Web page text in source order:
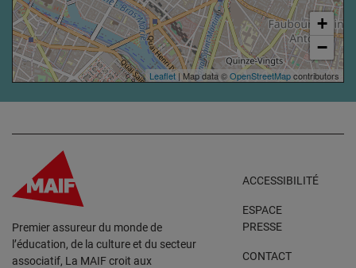
+
−
Leaflet | Map data ©OpenStreetMapcontributors
Premier assureur du monde de
l’éducation, de la culture et du secteur
associatif, La MAIF croit aux
ACCESSIBILITÉ
ESPACE
PRESSE
CONTACT